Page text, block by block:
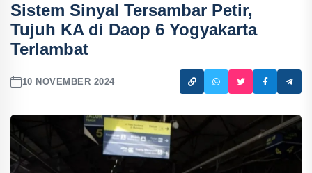
Sistem Sinyal Tersambar Petir,
Tujuh KA di Daop 6 Yogyakarta
Terlambat
10 NOVEMBER 2024